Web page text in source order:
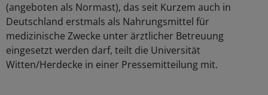
(angeboten als Normast), das seit Kurzem auch in
Deutschland erstmals als Nahrungsmittel für
medizinische Zwecke unter ärztlicher Betreuung
eingesetzt werden darf, teilt die Universität
Witten/Herdecke in einer Pressemitteilung mit.